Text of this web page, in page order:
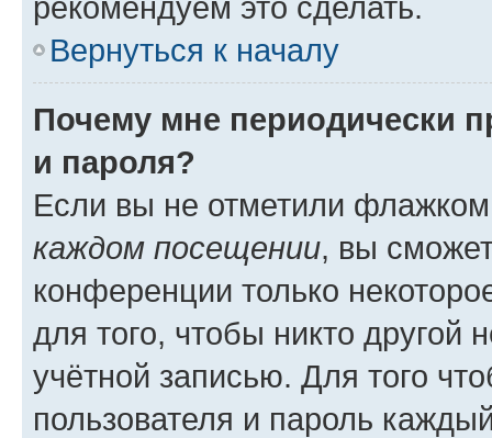
Вернуться к началу
Почему мне периодически
и пароля?
Если вы не отметили
каждом посещении, вы
конференции только
для того, чтобы никто другой
учётной записью. Для того
пользователя и пароль